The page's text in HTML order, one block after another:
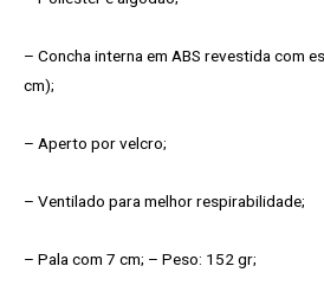
– Concha interna em ABS revestida com
cm);
– Aperto por velcro;
– Ventilado para melhor respirabilidade;
– Pala com 7 cm; – Peso: 152 gr;